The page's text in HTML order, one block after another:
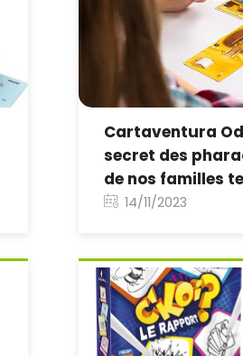
Cartaventura
secret des
de nos familles
14/11/2023